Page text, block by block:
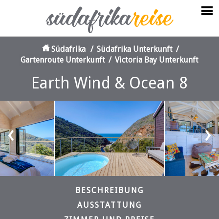
Südafrika / Südafrika Unterkunft /
Gartenroute Unterkunft / Victoria Bay Unterkunft
Earth Wind & Ocean 8
‹ ›
BESCHREIBUNG
AUSSTATTUNG